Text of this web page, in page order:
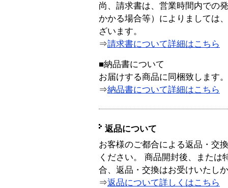
尚、請求書は、営業時間内での
かかる場合等）によりましては
ざいます。
⇒請求書について詳細はこちら
■納品書について
お届けする商品に同梱致します。
⇒納品書について詳細はこちら
返品について
お客様のご都合による返品・交
ください。 商品開封後、または
合、返品・交換はお受けいたし
⇒返品について詳しくはこちら